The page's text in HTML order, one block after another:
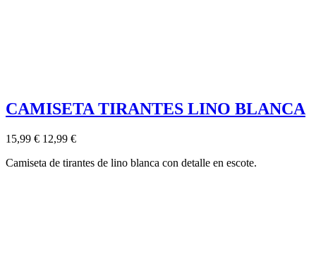
CAMISETA TIRANTES LINO BLANCA
15,99 € 12,99 €
Camiseta de tirantes de lino blanca con detalle en escote.